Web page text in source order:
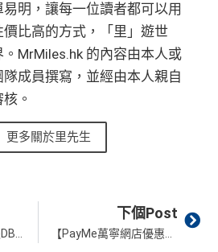
洗擔心有時酒店自助餐某啲酒店餐
戶(如Expedia) 沒有CBF收費
卡優惠
都申請到
回贈
賺高達$500「獎賞錢」(相等於5,0
信用卡基本卡。 迎新條款：滙豐迎
8% 回贈！
」RC 形式存入，可以配合HSBC
易明，讓每一位讀者都可以用
價比高的方式，「里」遊世
。MrMiles.hk 的內容由本人或
隊成員撰寫，並經由本人親自
。
更多關於里先生
下個Post